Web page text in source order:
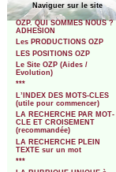
Naviguer sur le site
OZP. QUI SOMMES NOUS ?
ADHESION
Les PRODUCTIONS OZP
LES POSITIONS OZP
Le Site OZP (Aides /
Evolution)
***
L’INDEX DES MOTS-CLES
(utile pour commencer)
LA RECHERCHE PAR MOT-
CLE ET CROISEMENT
(recommandée)
LA RECHERCHE PLEIN
TEXTE sur un mot
***